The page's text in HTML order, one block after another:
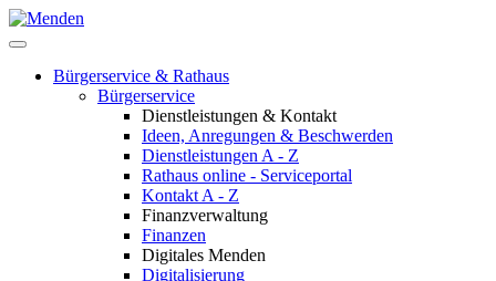
Bürgerservice & Rathaus
Bürgerservice
Dienstleistungen & Kontakt
Ideen, Anregungen & Beschwerden
Dienstleistungen A - Z
Rathaus online - Serviceportal
Kontakt A - Z
Finanzverwaltung
Finanzen
Digitales Menden
Digitalisierung